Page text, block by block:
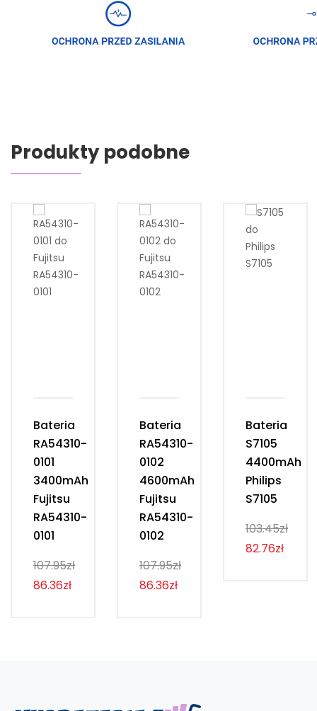
Produkty podobne
Bateria
RA54310-
0101
3400mAh
Fujitsu
RA54310-
0101
107.95zł
86.36zł
Bateria
RA54310-
0102
4600mAh
Fujitsu
RA54310-
0102
107.95zł
86.36zł
Bateria
S7105
4400mAh
Philips
S7105
103.45zł
82.76zł